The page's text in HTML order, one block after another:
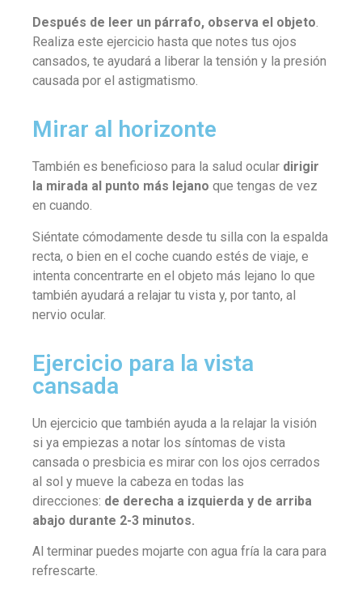
Después de leer un párrafo, observa el objeto
Realiza este ejercicio hasta que notes tus ojos
cansados, te ayudará a liberar la tensión y la presión
causada por el astigmatismo.
Mirar al horizonte
También es beneficioso para la salud ocular dirigir
la mirada al punto más lejano que tengas de vez
en cuando.
Siéntate cómodamente desde tu silla con la espalda
recta, o bien en el coche cuando estés de viaje, e
intenta concentrarte en el objeto más lejano lo que
también ayudará a relajar tu vista y, por tanto, al
nervio ocular.
Ejercicio para la vista
cansada
Un ejercicio que también ayuda a la relajar la visión
si ya empiezas a notar los síntomas de vista
cansada o presbicia es mirar con los ojos cerrados
al sol y mueve la cabeza en todas las
direcciones: de derecha a izquierda y de arriba
abajo durante 2-3 minutos.
Al terminar puedes mojarte con agua fría la cara para
refrescarte.